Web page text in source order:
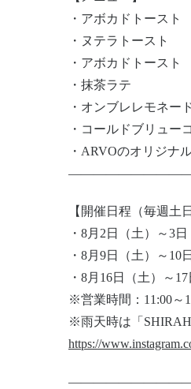
・アボカドトースト
・ヌテラトースト
・アボカドトースト
・抹茶ラテ
・オンブレレモネー
・コールドブリュー
・ARVOのオリジナ
【開催日程（毎週土
・8月2日（土）～3日
・8月9日（土）～10
・8月16日（土）～17
※営業時間：11:00～
※雨天時は「
https://